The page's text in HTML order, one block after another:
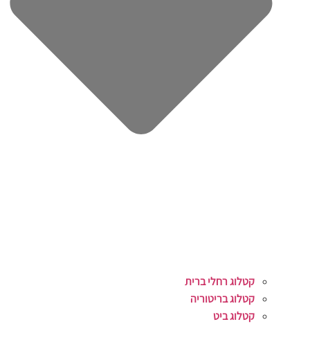
קטלוג רחלי ברית
קטלוג בריטוריה
קטלוג ביט